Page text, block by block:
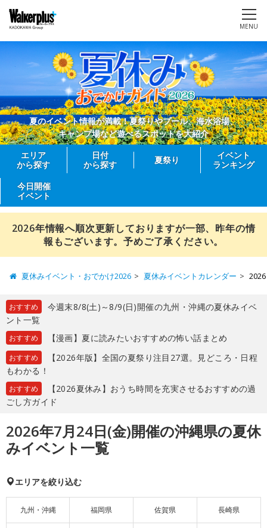
MENU
夏のイベント情報が満載！夏祭りやプール、海水浴場、
キャンプ場など遊べるスポットを大紹介
エリア
から探す
日付
から探す
夏祭り
イベント
ランキング
今日開催
イベント
2026年情報へ順次更新しておりますが一部、昨年の情
報もございます。予めご了承ください。
夏休みイベント・おでかけ2026 夏休みイベントカレンダー
おすすめ
今週末8/8(土)～8/9(日)開催の九州・沖縄の夏休みイベ
ント一覧
おすすめ 【漫画】夏に読みたいおすすめの怖い話まとめ
おすすめ
【2026年版】全国の夏祭り注目27選。見どころ・日程
もわかる！
おすすめ
【2026夏休み】おうち時間を充実させるおすすめの過
ごし方ガイド
2026年7月24日(金)開催の沖縄県の夏休
みイベント一覧
エリアを絞り込む
九州・沖縄 福岡県 佐賀県 長崎県